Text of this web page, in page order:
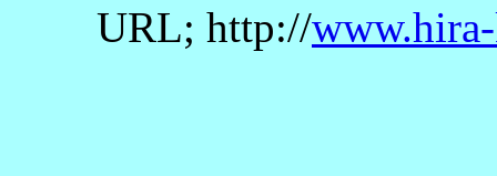
URL; http://